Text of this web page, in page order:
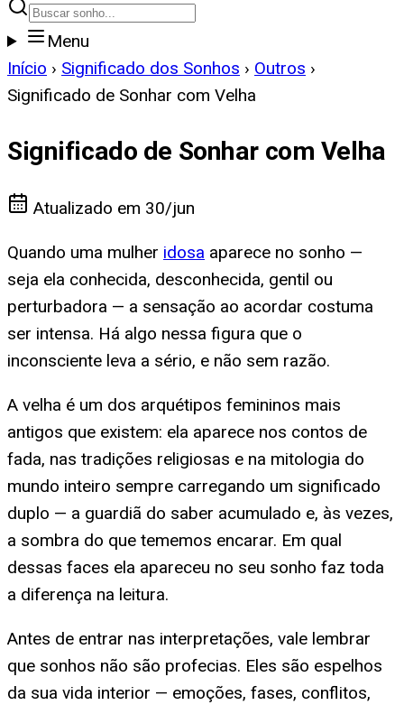
Menu
Início › Significado dos Sonhos › Outros ›
Significado de Sonhar com Velha
Significado de Sonhar com Velha
Atualizado em 30/jun
Quando uma mulher idosa aparece no sonho —
seja ela conhecida, desconhecida, gentil ou
perturbadora — a sensação ao acordar costuma
ser intensa. Há algo nessa figura que o
inconsciente leva a sério, e não sem razão.
A velha é um dos arquétipos femininos mais
antigos que existem: ela aparece nos contos de
fada, nas tradições religiosas e na mitologia do
mundo inteiro sempre carregando um significado
duplo — a guardiã do saber acumulado e, às vezes,
a sombra do que tememos encarar. Em qual
dessas faces ela apareceu no seu sonho faz toda
a diferença na leitura.
Antes de entrar nas interpretações, vale lembrar
que sonhos não são profecias. Eles são espelhos
da sua vida interior — emoções, fases, conflitos,